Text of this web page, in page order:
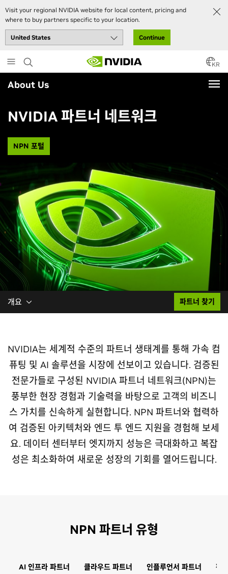
Visit your regional NVIDIA website for local content, pricing and
where to buy partners specific to your location.
Continue
to
main
content
KR
About Us
NVIDIA 파트너 네트워크
NPN 포털
개요 파트너 찾기
NVIDIA는 세계적 수준의 파트너 생태계를 통해 가속 컴
퓨팅 및 AI 솔루션을 시장에 선보이고 있습니다. 검증된
전문가들로 구성된 NVIDIA 파트너 네트워크(NPN)는
풍부한 현장 경험과 기술력을 바탕으로 고객의 비즈니
스 가치를 신속하게 실현합니다. NPN 파트너와 협력하
여 검증된 아키텍처와 엔드 투 엔드 지원을 경험해 보세
요. 데이터 센터부터 엣지까지 성능은 극대화하고 복잡
성은 최소화하여 새로운 성장의 기회를 열어드립니다.
NPN 파트너 유형
AI 인프라 파트너 클라우드 파트너 인플루언서 파트너 판